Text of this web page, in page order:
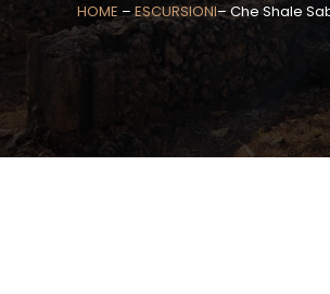
HOME–ESCURSIONI– Che Shale